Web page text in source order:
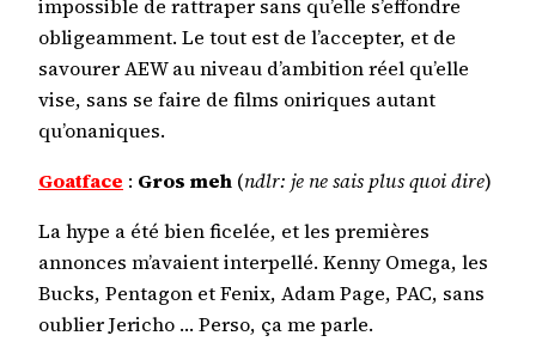
impossible de rattraper sans qu’elle s’effondre
obligeamment. Le tout est de l’accepter, et de
savourer AEW au niveau d’ambition réel qu’elle
vise, sans se faire de films oniriques autant
qu’onaniques.
Goatface : Gros meh (ndlr: je ne sais plus quoi dire)
La hype a été bien ficelée, et les premières
annonces m’avaient interpellé. Kenny Omega, les
Bucks, Pentagon et Fenix, Adam Page, PAC, sans
oublier Jericho … Perso, ça me parle.